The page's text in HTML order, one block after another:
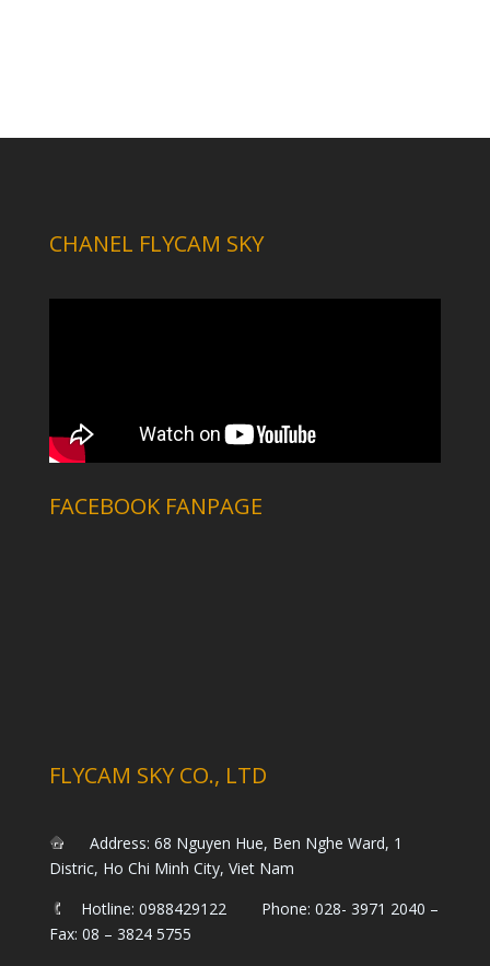
CHANEL FLYCAM SKY
FACEBOOK FANPAGE
FLYCAM SKY CO., LTD
Address: 68 Nguyen Hue, Ben Nghe Ward, 1
Distric, Ho Chi Minh City, Viet Nam
Hotline: 0988429122 Phone: 028- 3971 2040 –
Fax: 08 – 3824 5755